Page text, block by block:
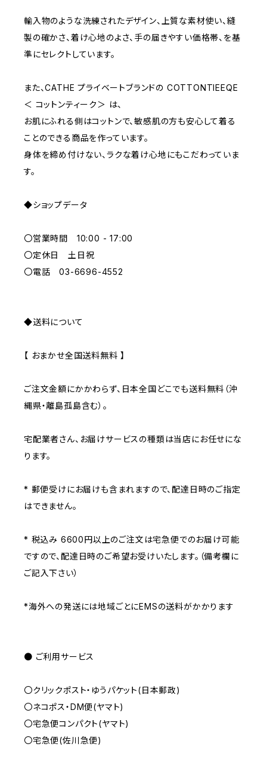
E70
YELLOW
PURPLE
BLUE
ORANGE
GRAY
5000~
輸入物のような洗練されたデザイン、上質な素材使い、縫
製の確かさ、着け心地のよさ、手の届きやすい価格帯、を基
準にセレクトしています。
また、CATHE プライベートブランドの COTTONTIEEQE
＜ コットンティーク＞ は、
お肌にふれる側はコットンで、敏感肌の方も安心して着る
ことのできる商品を作っています。
身体を締め付けない、ラクな着け心地にもこだわっていま
す。
◆ショップデータ
〇営業時間 10:00 - 17:00
〇定休日 土日祝
〇電話 03-6696-4552
◆送料について
【 おまかせ全国送料無料 】
ご注文金額にかかわらず、日本全国どこでも送料無料（沖
縄県・離島孤島含む）。
宅配業者さん、お届けサービスの種類は当店にお任せにな
ります。
* 郵便受けにお届けも含まれますので、配達日時のご指定
はできません。
* 税込み 6600円以上のご注文は宅急便でのお届け可能
ですので、配達日時のご希望お受けいたします。（備考欄に
ご記入下さい）
*海外への発送には地域ごとにEMSの送料がかかります
● ご利用サービス
〇クリックポスト・ゆうパケット(日本郵政)
〇ネコポス・DM便(ヤマト)
〇宅急便コンパクト(ヤマト)
〇宅急便(佐川急便)